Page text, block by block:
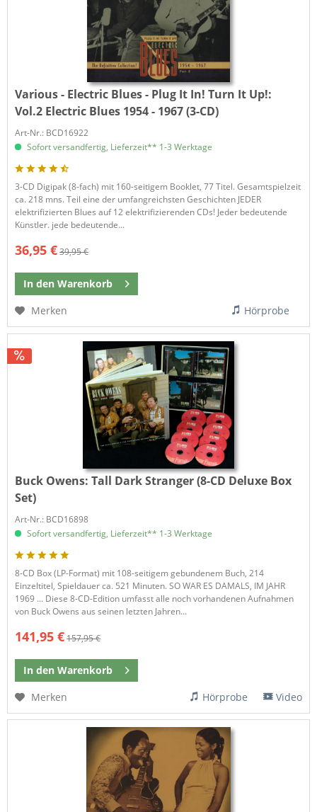
Various - Electric Blues - Plug It In! Turn It Up!:
Vol.2 Electric Blues 1954 - 1967 (3-CD)
Art-Nr.: BCD16922
Sofort versandfertig, Lieferzeit** 1-3 Werktage
3-CD Digipak (8-fach) mit 160-seitigem Booklet, 77 Titel. Gesamtspielzeit
ca. 218 mns. Teil eine der umfangreichsten Geschichten JEDER
elektrifizierten Blues auf 12 elektrifizierenden CDs! Jeder bedeutende
Künstler. jede bedeutende...
36,95 €39,95 €
In den Warenkorb
Merken
Hörprobe
Buck Owens:Tall Dark Stranger (8-CD Deluxe Box
Set)
Art-Nr.: BCD16898
Sofort versandfertig, Lieferzeit** 1-3 Werktage
8-CD Box (LP-Format) mit 108-seitigem gebundenem Buch, 214
Einzeltitel, Spieldauer ca. 521 Minuten. SO WAR ES DAMALS, IM JAHR
1969 ... Diese 8-CD-Edition umfasst alle noch vorhandenen Aufnahmen
von Buck Owens aus seinen letzten Jahren...
141,95 €157,95 €
In den Warenkorb
Merken
Hörprobe Video